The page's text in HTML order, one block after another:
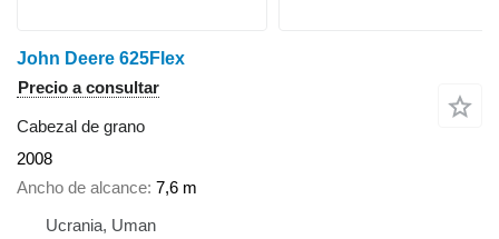
John Deere 625Flex
Precio a consultar
Cabezal de grano
2008
Ancho de alcance 7,6 m
Ucrania, Uman